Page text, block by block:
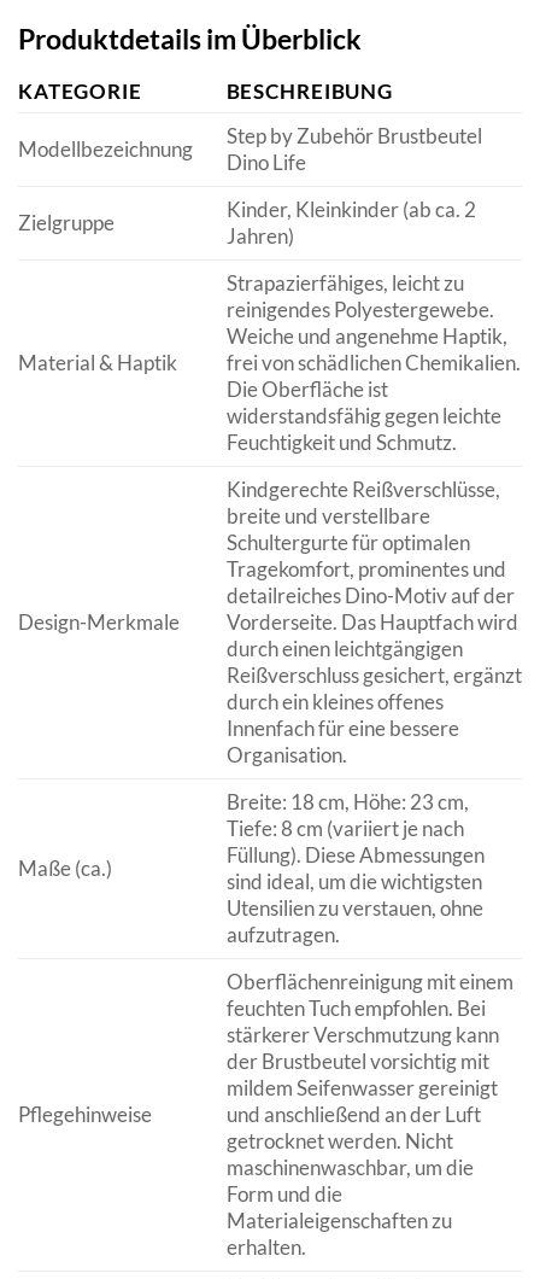
Produktdetails im Überblick
KATEGORIE BESCHREIBUNG
Modellbezeichnung
Step by Zubehör Brustbeutel
Dino Life
Zielgruppe
Kinder, Kleinkinder (ab ca. 2
Jahren)
Material & Haptik
Strapazierfähiges, leicht zu
reinigendes Polyestergewebe.
Weiche und angenehme Haptik,
frei von schädlichen Chemikalien.
Die Oberfläche ist
widerstandsfähig gegen leichte
Feuchtigkeit und Schmutz.
Design-Merkmale
Kindgerechte Reißverschlüsse,
breite und verstellbare
Schultergurte für optimalen
Tragekomfort, prominentes und
detailreiches Dino-Motiv auf der
Vorderseite. Das Hauptfach wird
durch einen leichtgängigen
Reißverschluss gesichert, ergänzt
durch ein kleines offenes
Innenfach für eine bessere
Organisation.
Maße (ca.)
Breite: 18 cm, Höhe: 23 cm,
Tiefe: 8 cm (variiert je nach
Füllung). Diese Abmessungen
sind ideal, um die wichtigsten
Utensilien zu verstauen, ohne
aufzutragen.
Pflegehinweise
Oberflächenreinigung mit einem
feuchten Tuch empfohlen. Bei
stärkerer Verschmutzung kann
der Brustbeutel vorsichtig mit
mildem Seifenwasser gereinigt
und anschließend an der Luft
getrocknet werden. Nicht
maschinenwaschbar, um die
Form und die
Materialeigenschaften zu
erhalten.